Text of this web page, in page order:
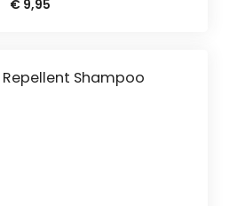
van 5
€ 9,95